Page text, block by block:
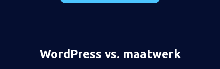
WordPress vs. maatwerk